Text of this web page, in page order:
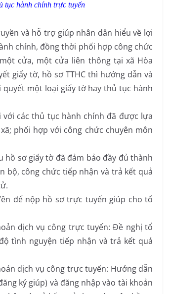
tục hành chính trực tuyến
và hỗ trợ giúp nhân dân hiểu về lợi
chính, đồng thời phối hợp công chức
cửa, một cửa liên thông tại xã Hòa
giấy tờ, hồ sơ TTHC thì hướng dẫn và
quyết một loại giấy tờ hay thủ tục hành
các thủ tục hành chính đã được lựa
phối hợp với công chức chuyên môn
sơ giấy tờ đã đảm bảo đầy đủ thành
bộ, công chức tiếp nhận và trả kết quả
để nộp hồ sơ trực tuyến giúp cho tổ
dịch vụ công trực tuyến: Đề nghị tổ
tình nguyện tiếp nhận và trả kết quả
dịch vụ công trực tuyến: Hướng dẫn
ký giúp) và đăng nhập vào tài khoản